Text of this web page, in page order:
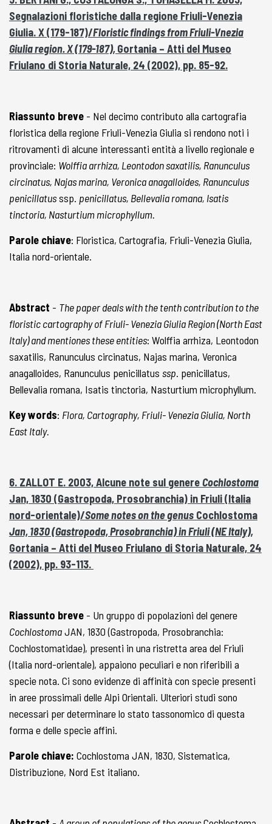
Segnalazioni floristiche dalla regione Friuli-Venezia
Giulia. X (179-187)/Floristic findings from Friuli-Vnezia
Giulia region. X (179-187),Gortania – Atti del Museo
Friulano di Storia Naturale, 24 (2002), pp. 85-92.
Riassunto breve - Nel decimo contributo alla cartografia
floristica della regione Friuli-Venezia Giulia si rendono noti i
ritrovamenti di alcune interessanti entità a livello regionale e
provinciale: Wolffia arrhiza, Leontodon saxatilis, Ranunculus
circinatus, Najas marina, Veronica anagalloides, Ranunculus
penicillatusssp. penicillatus, Bellevalia romana, Isatis
tinctoria, Nasturtium microphyllum.
Parole chiave: Floristica, Cartografia, Friuli-Venezia Giulia,
Italia nord-orientale.
Abstract - The paper deals with the tenth contribution to the
floristic cartography of Friuli- Venezia Giulia Region (North East
Italy) and mentiones these entities: Wolffia arrhiza, Leontodon
saxatilis, Ranunculus circinatus, Najas marina, Veronica
anagalloides, Ranunculus penicillatus ssp. penicillatus,
Bellevalia romana, Isatis tinctoria, Nasturtium microphyllum.
Key words: Flora, Cartography, Friuli- Venezia Giulia, North
East Italy.
6. ZALLOT E. 2003, Alcune note sul genereCochlostoma
Jan, 1830 (Gastropoda, Prosobranchia) in Friuli (Italia
nord-orientale)/Some notes on the genus Cochlostoma
Jan, 1830 (Gastropoda, Prosobranchia) in Friuli (NE Italy),
Gortania – Atti del Museo Friulano di Storia Naturale, 24
(2002), pp. 93-113.
Riassunto breve - Un gruppo di popolazioni del genere
CochlostomaJAN, 1830 (Gastropoda, Prosobranchia:
Cochlostomatidae), presenti in una ristretta area del Friuli
(Italia nord-orientale), appaiono peculiari e non riferibili a
specie nota. Ci sono evidenze di affinità con specie presenti
in aree prossimali delle Alpi Orientali. Ulteriori studi sono
necessari per determinare lo stato tassonomico di questa
forma e delle specie affini.
Parole chiave: Cochlostoma JAN, 1830, Sistematica,
Distribuzione, Nord Est italiano.